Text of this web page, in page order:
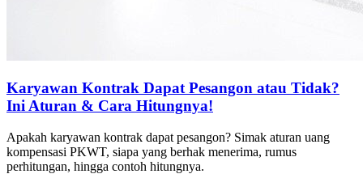
Karyawan Kontrak Dapat Pesangon atau Tidak?
Ini Aturan & Cara Hitungnya!
Apakah karyawan kontrak dapat pesangon? Simak aturan uang
kompensasi PKWT, siapa yang berhak menerima, rumus
perhitungan, hingga contoh hitungnya.